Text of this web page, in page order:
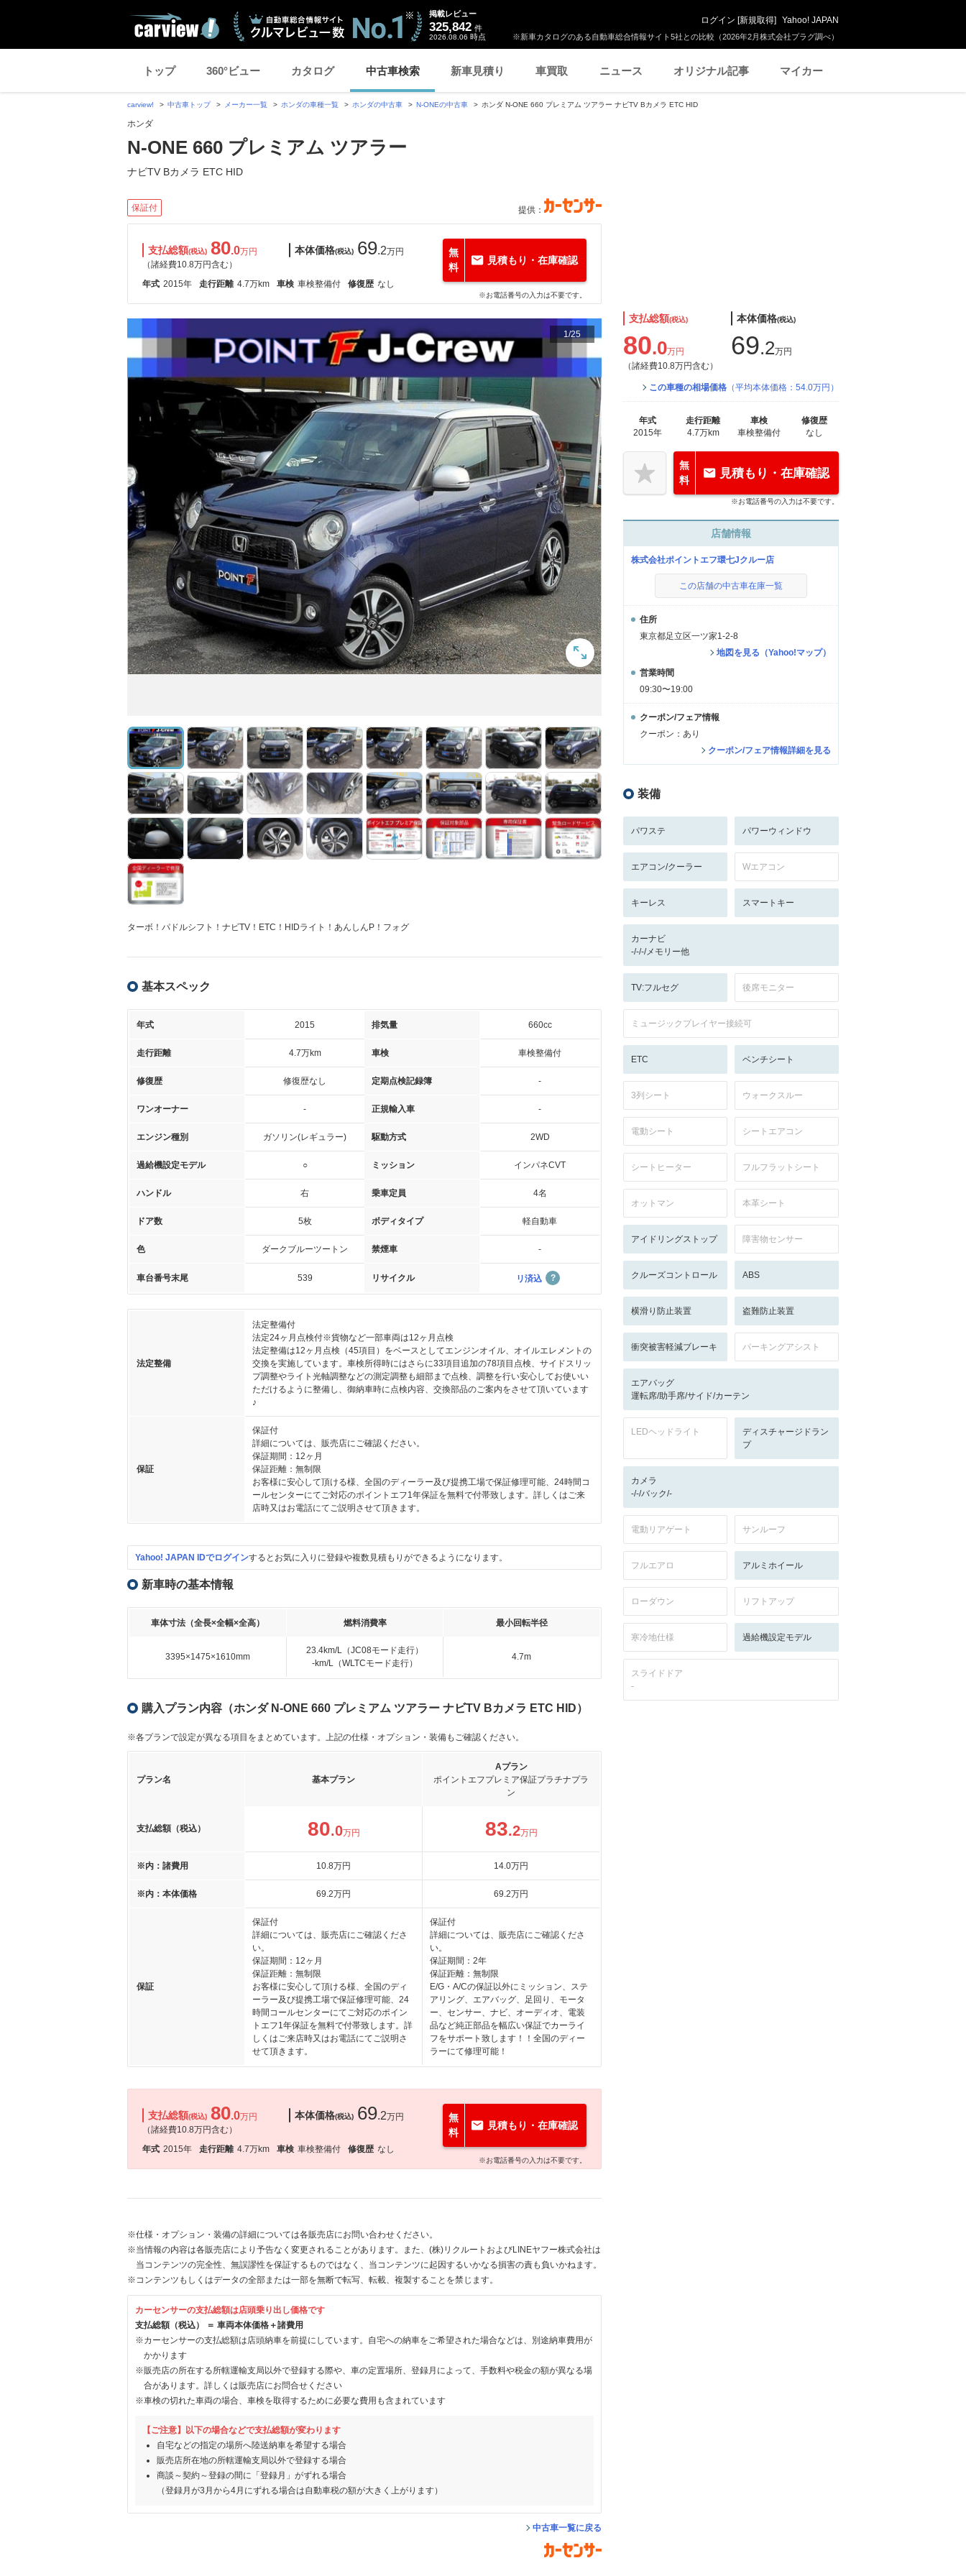
※新車カタログのある自動車総合情報サイト5社との比較（2026年2月株式会社プラグ調べ）
掲載レビュー
325,842 件
2026.08.06 時点
ログイン [新規取得] Yahoo! JAPAN
トップ 360°ビュー カタログ 中古車検索 新車見積り 車買取 ニュース オリジナル記事 マイカー
carview! 中古車トップ メーカー一覧 ホンダの車種一覧 ホンダの中古車 N-ONEの中古車 ホンダ N-ONE 660 プレミアム ツアラー ナビTV Bカメラ ETC HID
ホンダ
N-ONE 660 プレミアム ツアラー
ナビTV Bカメラ ETC HID
保証付 提供：
支払総額(税込) 80.0万円
（諸経費10.8万円含む）
本体価格(税込) 69.2万円
年式 2015年 走行距離 4.7万km 車検 車検整備付 修復歴 なし
無
料
見積もり・在庫確認
※お電話番号の入力は不要です。
1/25
ターボ！パドルシフト！ナビTV！ETC！HIDライト！あんしんP！フォグ
基本スペック
年式 2015 排気量 660cc
走行距離 4.7万km 車検 車検整備付
修復歴 修復歴なし 定期点検記録簿 -
ワンオーナー - 正規輸入車 -
エンジン種別 ガソリン(レギュラー) 駆動方式 2WD
過給機設定モデル ○ ミッション インパネCVT
ハンドル 右 乗車定員 4名
ドア数 5枚 ボディタイプ 軽自動車
色 ダークブルーツートン 禁煙車 -
車台番号末尾 539 リサイクル リ済込
法定整備
法定整備付
法定24ヶ月点検付※貨物など一部車両は12ヶ月点検
法定整備は12ヶ月点検（45項目）をベースとしてエンジンオイル、オイルエレメントの
交換を実施しています。車検所得時にはさらに33項目追加の78項目点検、サイドスリッ
プ調整やライト光軸調整などの測定調整も細部まで点検、調整を行い安心してお使いい
ただけるように整備し、御納車時に点検内容、交換部品のご案内をさせて頂いています
♪
保証
保証付
詳細については、販売店にご確認ください。
保証期間：12ヶ月
保証距離：無制限
お客様に安心して頂ける様、全国のディーラー及び提携工場で保証修理可能、24時間コ
ールセンターにてご対応のポイントエフ1年保証を無料で付帯致します。詳しくはご来
店時又はお電話にてご説明させて頂きます。
Yahoo! JAPAN IDでログインするとお気に入りに登録や複数見積もりができるようになります。
新車時の基本情報
車体寸法（全長×全幅×全高） 燃料消費率 最小回転半径
3395×1475×1610mm
23.4km/L（JC08モード走行）
-km/L（WLTCモード走行）
4.7m
購入プラン内容（ホンダ N-ONE 660 プレミアム ツアラー ナビTV Bカメラ ETC HID）
※各プランで設定が異なる項目をまとめています。上記の仕様・オプション・装備もご確認ください。
プラン名 基本プラン
Aプラン
ポイントエフプレミア保証プラチナプラ
ン
支払総額（税込） 80.0万円 83.2万円
※内：諸費用 10.8万円 14.0万円
※内：本体価格 69.2万円 69.2万円
保証
保証付
詳細については、販売店にご確認くださ
い。
保証期間：12ヶ月
保証距離：無制限
お客様に安心して頂ける様、全国のディ
ーラー及び提携工場で保証修理可能、24
時間コールセンターにてご対応のポイン
トエフ1年保証を無料で付帯致します。詳
しくはご来店時又はお電話にてご説明さ
せて頂きます。
保証付
詳細については、販売店にご確認くださ
い。
保証期間：2年
保証距離：無制限
E/G・A/Cの保証以外にミッション、ステ
アリング、エアバッグ、足回り、モータ
ー、センサー、ナビ、オーディオ、電装
品など純正部品を幅広い保証でカーライ
フをサポート致します！！全国のディー
ラーにて修理可能！
支払総額(税込) 80.0万円
（諸経費10.8万円含む）
本体価格(税込) 69.2万円
年式 2015年 走行距離 4.7万km 車検 車検整備付 修復歴 なし
無
料
見積もり・在庫確認
※お電話番号の入力は不要です。
※仕様・オプション・装備の詳細については各販売店にお問い合わせください。
※当情報の内容は各販売店により予告なく変更されることがあります。また、(株)リクルートおよびLINEヤフー株式会社は
当コンテンツの完全性、無誤謬性を保証するものではなく、当コンテンツに起因するいかなる損害の責も負いかねます。
※コンテンツもしくはデータの全部または一部を無断で転写、転載、複製することを禁じます。
カーセンサーの支払総額は店頭乗り出し価格です
支払総額（税込） ＝ 車両本体価格＋諸費用
※カーセンサーの支払総額は店頭納車を前提にしています。自宅への納車をご希望された場合などは、別途納車費用が
かかります
※販売店の所在する所轄運輸支局以外で登録する際や、車の定置場所、登録月によって、手数料や税金の額が異なる場
合があります。詳しくは販売店にお問合せください
※車検の切れた車両の場合、車検を取得するために必要な費用も含まれています
【ご注意】以下の場合などで支払総額が変わります
自宅などの指定の場所へ陸送納車を希望する場合
販売店所在地の所轄運輸支局以外で登録する場合
商談～契約～登録の間に「登録月」がずれる場合
（登録月が3月から4月にずれる場合は自動車税の額が大きく上がります）
中古車一覧に戻る
支払総額(税込)
80.0万円
（諸経費10.8万円含む）
本体価格(税込)
69.2万円
この車種の相場価格 （平均本体価格：54.0万円）
年式
2015年
走行距離
4.7万km
車検
車検整備付
修復歴
なし
無
料
見積もり・在庫確認
※お電話番号の入力は不要です。
店舗情報
株式会社ポイントエフ環七Jクルー店
この店舗の中古車在庫一覧
住所
東京都足立区一ツ家1-2-8
地図を見る（Yahoo!マップ）
営業時間
09:30〜19:00
クーポン/フェア情報
クーポン：あり
クーポン/フェア情報詳細を見る
装備
パワステ パワーウィンドウ
エアコン/クーラー Wエアコン
キーレス スマートキー
カーナビ
-/-/-/メモリー他
TV:フルセグ 後席モニター
ミュージックプレイヤー接続可
ETC ベンチシート
3列シート ウォークスルー
電動シート シートエアコン
シートヒーター フルフラットシート
オットマン 本革シート
アイドリングストップ 障害物センサー
クルーズコントロール ABS
横滑り防止装置 盗難防止装置
衝突被害軽減ブレーキ パーキングアシスト
エアバッグ
運転席/助手席/サイド/カーテン
LEDヘッドライト
ディスチャージドラン
プ
カメラ
-/-/バック/-
電動リアゲート サンルーフ
フルエアロ アルミホイール
ローダウン リフトアップ
寒冷地仕様 過給機設定モデル
スライドドア
-